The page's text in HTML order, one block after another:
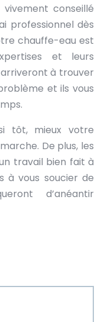
conseillé
professionnel dès
chauffe-eau est
et leurs
à trouver
et ils vous
tôt, mieux votre
De plus, les
travail bien fait à
à vous soucier de
d’anéantir